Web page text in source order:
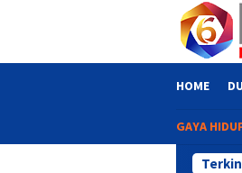
HOME
GAYA
Pertamina Patra Niaga